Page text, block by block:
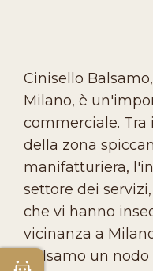
Cinisello
Milano, è
commerciale.
della zona
manifatturiera,
settore dei
che vi hanno
vicinanza a
Balsamo un